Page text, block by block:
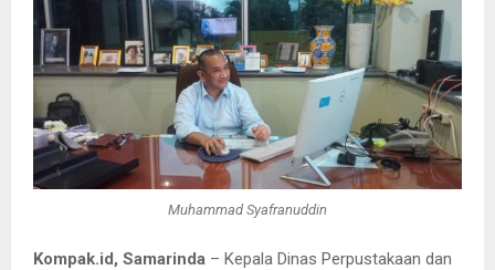
Muhammad Syafranuddin
Kompak.id, Samarinda – Kepala Dinas Perpustakaan dan